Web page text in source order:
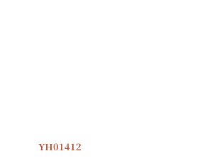
YH01412